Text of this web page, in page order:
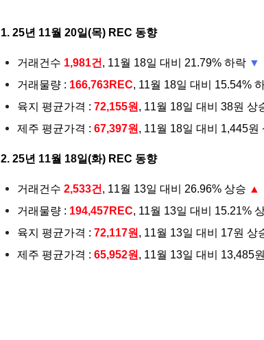
1. 25년 11월 20일(목) REC 동향
거래건수 1,981건 , 11월 18일 대비 21.79% 하락 ▼
거래물량 : 166,763REC, 11월 18일 대비 15.54%
육지 평균가격 : 72,155원 , 11월 18일 대비 38원 상
제주 평균가격 : 67,397원 , 11월 18일 대비 1,445원
2. 25년 11월 18일(화) REC 동향
거래건수 2,533건 , 11월 13일 대비 26.96% 상승 ▲
거래물량 : 194,457REC, 11월 13일 대비 15.21%
육지 평균가격 : 72,117원 , 11월 13일 대비 17원 상
제주 평균가격 : 65,952원 , 11월 13일 대비 13,485